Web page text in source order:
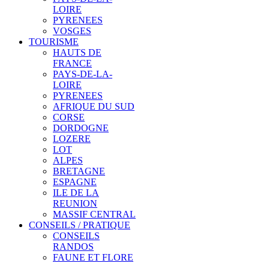
LOIRE
PYRENEES
VOSGES
TOURISME
HAUTS DE
FRANCE
PAYS-DE-LA-
LOIRE
PYRENEES
AFRIQUE DU SUD
CORSE
DORDOGNE
LOZERE
LOT
ALPES
BRETAGNE
ESPAGNE
ILE DE LA
REUNION
MASSIF CENTRAL
CONSEILS / PRATIQUE
CONSEILS
RANDOS
FAUNE ET FLORE